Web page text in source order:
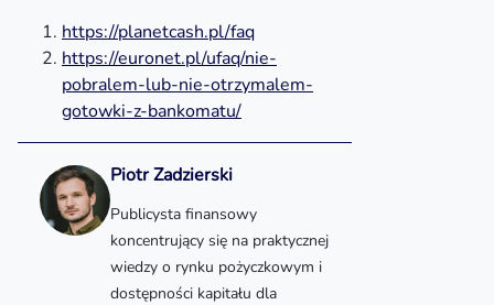
https://planetcash.pl/faq
https://euronet.pl/ufaq/nie-
pobralem-lub-nie-otrzymalem-
gotowki-z-bankomatu/
Piotr Zadzierski
Publicysta finansowy
koncentrujący się na praktycznej
wiedzy o rynku pożyczkowym i
dostępności kapitału dla